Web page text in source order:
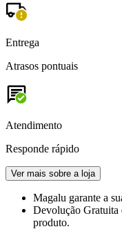
Entrega
Atrasos pontuais
Atendimento
Responde rápido
Ver mais sobre a loja
Magalu garante a
Devolução Gratuita
produto.